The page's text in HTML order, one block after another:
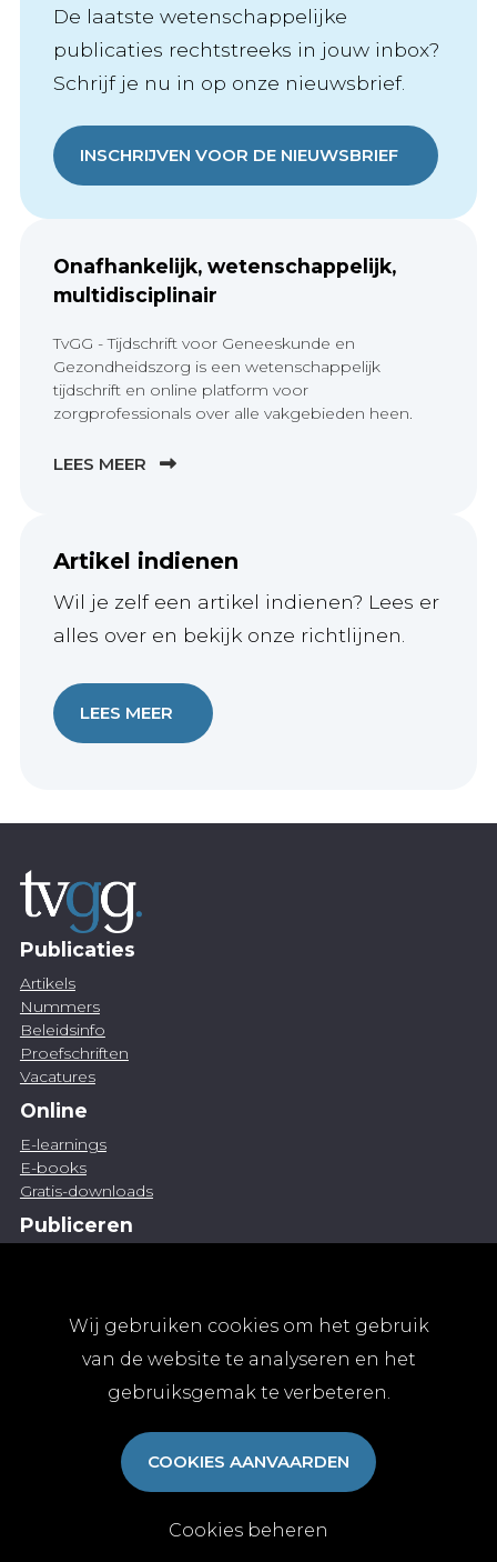
Wij gebruiken cookies om het gebruik
van de website te analyseren en het
gebruiksgemak te verbeteren.
COOKIES AANVAARDEN
Cookies beheren
De laatste wetenschappelijke
publicaties rechtstreeks in jouw inbox?
Schrijf je nu in op onze nieuwsbrief.
INSCHRIJVEN VOOR DE NIEUWSBRIEF
Onafhankelijk, wetenschappelijk,
multidisciplinair
TvGG - Tijdschrift voor Geneeskunde en
Gezondheidszorg is een wetenschappelijk
tijdschrift en online platform voor
zorgprofessionals over alle vakgebieden heen.
LEES MEER
Artikel indienen
Wil je zelf een artikel indienen? Lees er
alles over en bekijk onze richtlijnen.
LEES MEER
Publicaties
Artikels
Nummers
Beleidsinfo
Proefschriften
Vacatures
Online
E-learnings
E-books
Gratis-downloads
Publiceren
Abonnementen
Algemene abonnementsvoorwaarden